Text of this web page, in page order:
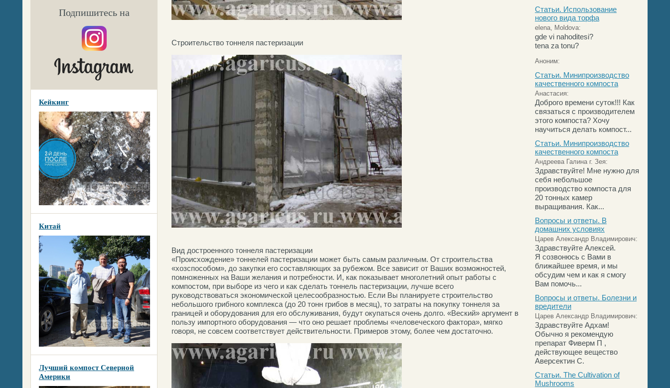
Подпишитесь на
Кейкинг
Китай
Лучший компост Северной
Америки
Строительство тоннеля пастеризации
Вид достроенного тоннеля пастеризации
«Происхождение» тоннелей пастеризации может быть самым различным. От строительства
«хозспособом», до закупки его составляющих за рубежом. Все зависит от Ваших возможностей,
помноженных на Ваши желания и потребности. И, как показывает многолетний опыт работы с
компостом, при выборе из чего и как сделать тоннель пастеризации, лучше всего
руководствоваться экономической целесообразностью. Если Вы планируете строительство
небольшого грибного комплекса (до 20 тонн грибов в месяц), то затраты на покупку тоннеля за
границей и оборудования для его обслуживания, будут окупаться очень долго. «Веский» аргумент в
пользу импортного оборудования — что оно решает проблемы «человеческого фактора», мягко
говоря, не совсем соответствует действительности. Примеров этому, более чем достаточно.
Статьи. Использование
нового вида торфа
elena, Moldova:
gde vi nahoditesi?
tena za tonu?
Аноним:
Статьи. Минипроизводство
качественного компоста
Анастасия:
Доброго времени суток!!! Как
связаться с производителем
этого компоста? Хочу
научиться делать компост...
Статьи. Минипроизводство
качественного компоста
Андреева Галина г. Зея:
Здравствуйте! Мне нужно для
себя небольшое
производство компоста для
20 тонных камер
выращивания. Как...
Вопросы и ответы. В
домашних условиях
Царев Александр Владимирович:
Здравствуйте Алексей.
Я созвонюсь с Вами в
ближайшее время, и мы
обсудим чем и как я смогу
Вам помочь...
Вопросы и ответы. Болезни и
вредители
Царев Александр Владимирович:
Здравствуйте Адхам!
Обычно я рекомендую
препарат Фиверм П ,
действующее вещество
Аверсектин С.
Статьи. The Cultivation of
Mushrooms